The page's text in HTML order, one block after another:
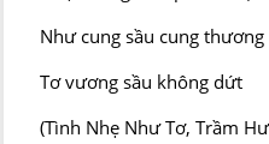
Như cung sầu cung thương
Tơ vương sầu không dứt
(Tình Nhẹ Như Tơ, Trầm